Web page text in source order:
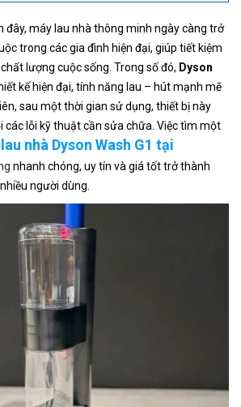
đây, máy lau nhà thông minh ngày càng trở
trong các gia đình hiện đại, giúp tiết kiệm
lượng cuộc sống. Trong số đó, Dyson
kế hiện đại, tính năng lau – hút mạnh mẽ
sau một thời gian sử dụng, thiết bị này
các lỗi kỹ thuật cần sửa chữa. Việc tìm một
nhà Dyson Wash G1 tại
nhanh chóng, uy tín và giá tốt trở thành
người dùng.